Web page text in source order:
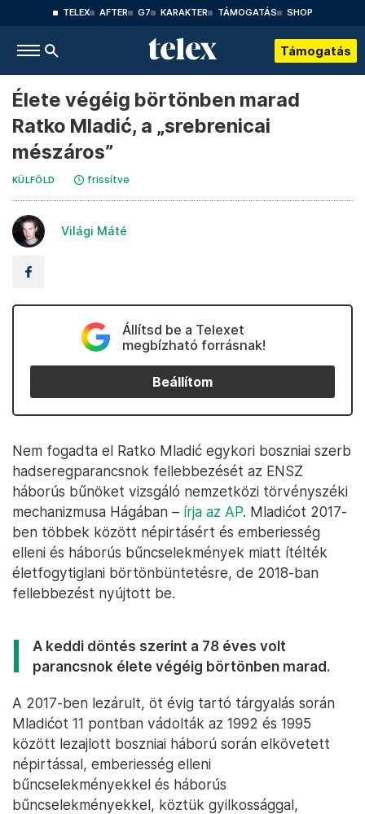
TELEX AFTER G7 KARAKTER TÁMOGATÁS SHOP
Támogatás
Élete végéig börtönben marad
Ratko Mladić, a „srebrenicai
mészáros”
KÜLFÖLD frissítve
Világi Máté
Állítsd be a Telexet
megbízható forrásnak!
Beállítom
Nem fogadta el Ratko Mladić egykori boszniai szerb
hadseregparancsnok fellebbezését az ENSZ
háborús bűnöket vizsgáló nemzetközi törvényszéki
mechanizmusa Hágában – írja az AP. Mladićot 2017-
ben többek között népirtásért és emberiesség
elleni és háborús bűncselekmények miatt ítélték
életfogytiglani börtönbüntetésre, de 2018-ban
fellebbezést nyújtott be.
A keddi döntés szerint a 78 éves volt
parancsnok élete végéig börtönben marad.
A 2017-ben lezárult, öt évig tartó tárgyalás során
Mladićot 11 pontban vádolták az 1992 és 1995
között lezajlott boszniai háború során elkövetett
népirtással, emberiesség elleni
bűncselekményekkel és háborús
bűncselekményekkel, köztük gyilkossággal,